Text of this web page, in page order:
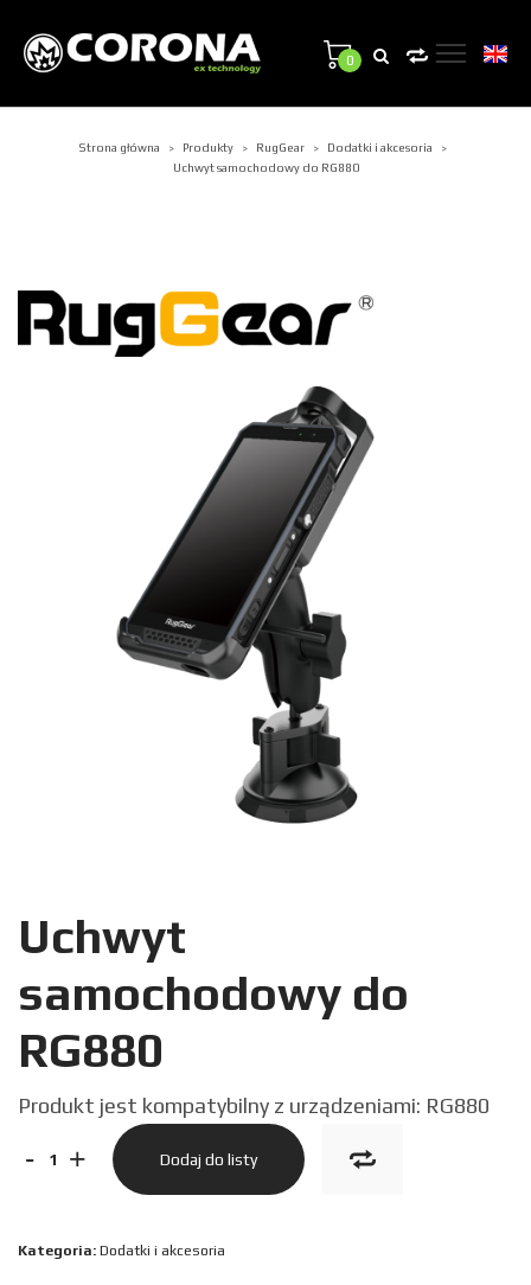
0
Strona główna > Produkty > RugGear > Dodatki i akcesoria >
Uchwyt samochodowy do RG880
Uchwyt
samochodowy do
RG880
Produkt jest kompatybilny z urządzeniami: RG880
-
do
+ Dodaj do listy
Kategoria: Dodatki i akcesoria